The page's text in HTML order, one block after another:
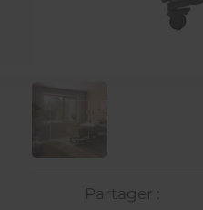
Partager :